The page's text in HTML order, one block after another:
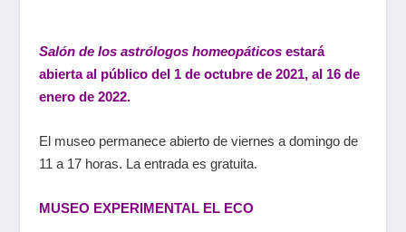
Salón de los astrólogos homeopáticosestará
abierta al público del 1 de octubre de 2021, al 16 de
enero de 2022.
El museo permanece abierto de viernes a domingo de
11 a 17 horas. La entrada es gratuita.
MUSEO EXPERIMENTAL EL ECO